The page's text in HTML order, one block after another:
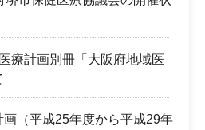
療計画別冊「大阪府地域医
画（平成25年度から平成29年